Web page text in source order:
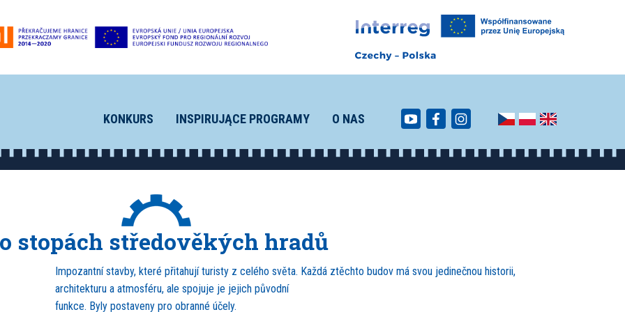
KONKURS INSPIRUJĄCE PROGRAMY O NAS
stopách středověkých hradů
Impozantní stavby, které přitahují turisty z celého světa. Každá ztěchto budov má svou jedinečnou historii,
architekturu a atmosféru, ale spojuje je jejich původní
funkce. Byly postaveny pro obranné účely.